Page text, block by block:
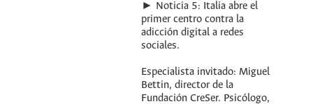
► Noticia 5: Italia abre el
primer centro contra la
adicción digital a redes
sociales.
Especialista invitado: Miguel
Bettin, director de la
Fundación CreSer. Psicólogo,